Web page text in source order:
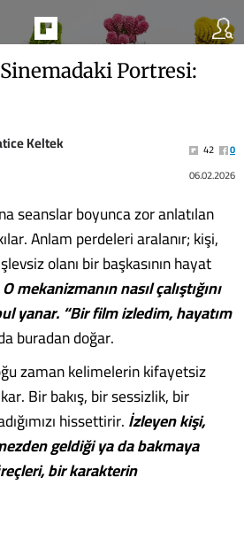
Portresi:
Keltek 42
0
06.02.2026
seanslar boyunca zor anlatılan
Anlam perdeleri aralanır; kişi,
olanı bir başkasının hayat
O mekanizmanın nasıl çalıştığını
yanar. “Bir film izledim, hayatım
buradan doğar.
zaman kelimelerin kifayetsiz
Bir bakış, bir sessizlik, bir
hissettirir.İzleyen kişi,
geldiği ya da bakmaya
bir karakterin